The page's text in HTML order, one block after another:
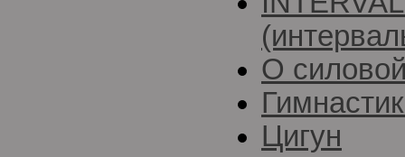
О
Цигун